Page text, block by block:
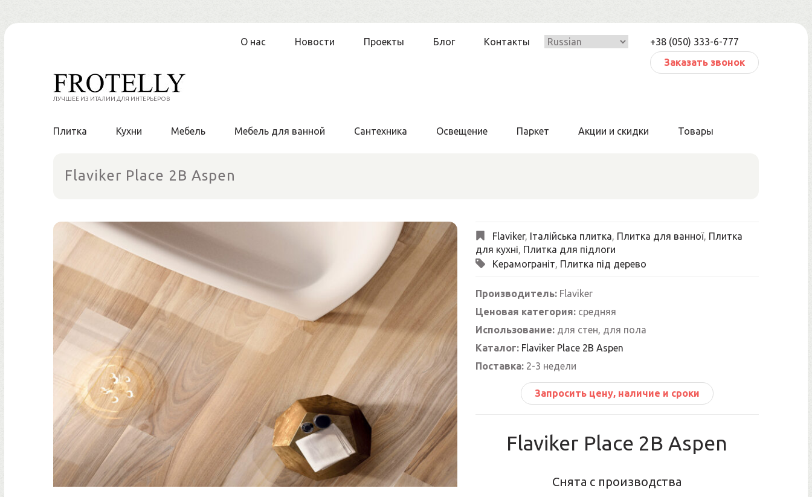
Перейти
О нас Новости Проекты Блог Контакты
+38 (050) 333-6-777
Заказать звонок
ЛУЧШЕЕ ИЗ ИТАЛИИ ДЛЯ ИНТЕРЬЕРОВ
Плитка Кухни Мебель Мебель для ванной Сантехника Освещение Паркет Акции и скидки Товары
Flaviker Place 2B Aspen
Flaviker, Італійська плитка, Плитка для ванної, Плитка
для кухні, Плитка для підлоги
Керамограніт, Плитка під дерево
Производитель:Flaviker
Ценовая категория:средняя
Использование:для стен, для пола
Каталог: Flaviker Place 2B Aspen
Поставка:2-3 недели
Запросить цену, наличие и сроки
Flaviker Place 2B Aspen
Снята с производства